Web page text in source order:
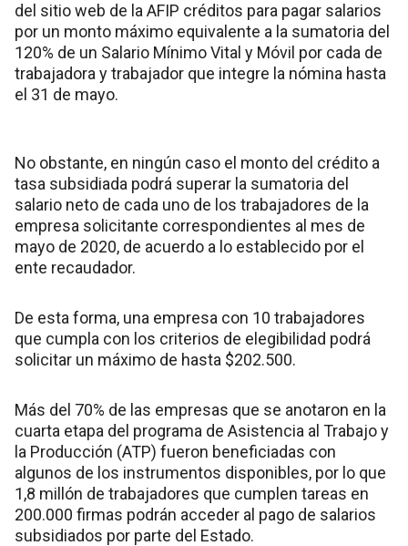
del sitio web de la AFIP créditos para pagar salarios
por un monto máximo equivalente a la sumatoria del
120% de un Salario Mínimo Vital y Móvil por cada de
trabajadora y trabajador que integre la nómina hasta
el 31 de mayo.
No obstante, en ningún caso el monto del crédito a
tasa subsidiada podrá superar la sumatoria del
salario neto de cada uno de los trabajadores de la
empresa solicitante correspondientes al mes de
mayo de 2020, de acuerdo a lo establecido por el
ente recaudador.
De esta forma, una empresa con 10 trabajadores
que cumpla con los criterios de elegibilidad podrá
solicitar un máximo de hasta $202.500.
Más del 70% de las empresas que se anotaron en la
cuarta etapa del programa de Asistencia al Trabajo y
la Producción (ATP) fueron beneficiadas con
algunos de los instrumentos disponibles, por lo que
1,8 millón de trabajadores que cumplen tareas en
200.000 firmas podrán acceder al pago de salarios
subsidiados por parte del Estado.